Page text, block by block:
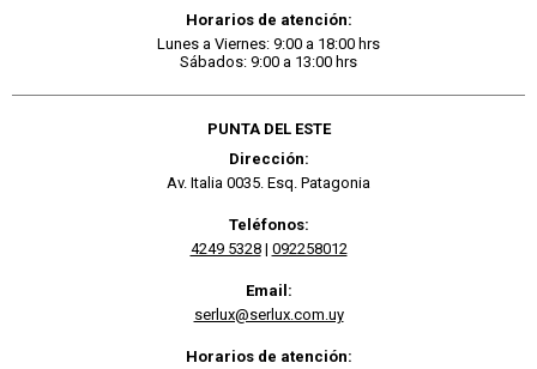
Horarios de atención:
Lunes a Viernes: 9:00 a 18:00 hrs
Sábados: 9:00 a 13:00 hrs
PUNTA DEL ESTE
Dirección:
Av. Italia 0035. Esq. Patagonia
Teléfonos:
4249 5328| 092258012
Email:
serlux@serlux.com.uy
Horarios de atención: